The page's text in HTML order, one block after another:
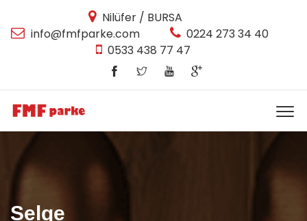
Nilüfer / BURSA
info@fmfparke.com
0224 273 34 40
0533 438 77 47
Selge